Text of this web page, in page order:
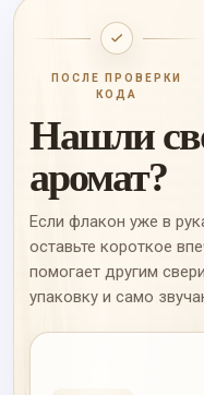
ПОСЛЕ ПРОВЕРКИ
КОДА
Нашли
аромат?
Если флакон уже в
оставьте короткое
помогает другим
упаковку и само